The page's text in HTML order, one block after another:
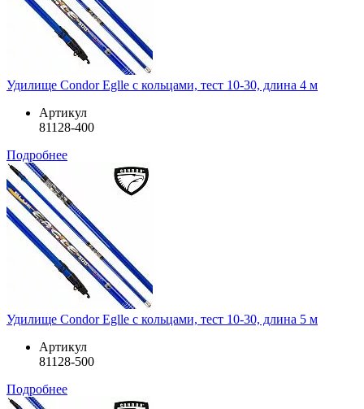
Удилище Condor Eglle с кольцами, тест 10-30, длина 4 м
Артикул
81128-400
Подробнее
Удилище Condor Eglle с кольцами, тест 10-30, длина 5 м
Артикул
81128-500
Подробнее